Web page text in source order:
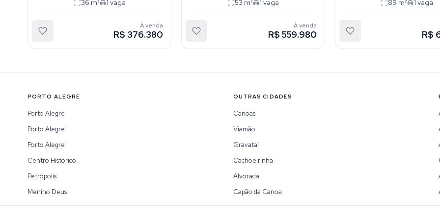
36 m² 1 vaga
À venda
R$ 376.380
53 m² 1 vaga
À venda
R$ 559.980
89 m² 1 vaga
R$
PORTO ALEGRE
Porto Alegre
Porto Alegre
Porto Alegre
Centro Histórico
Petrópolis
Menino Deus
OUTRAS CIDADES
Canoas
Viamão
Gravataí
Cachoeirinha
Alvorada
Capão da Canoa